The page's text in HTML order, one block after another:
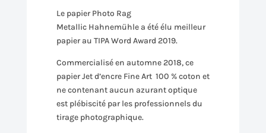
Le papier Photo Rag
Metallic Hahnemühle a été élu meilleur
papier au TIPA Word Award 2019.
Commercialisé en automne 2018, ce
papier Jet d’encre Fine Art 100 % coton et
ne contenant aucun azurant optique
est plébiscité par les professionnels du
tirage photographique.